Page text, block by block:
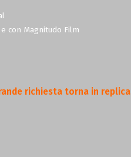
con Magnitudo Film
richiesta torna in replica